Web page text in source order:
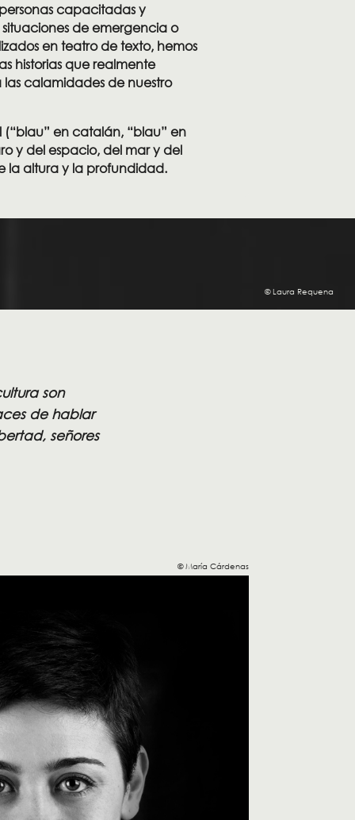
capacitadas y
de emergencia o
en teatro de texto, hemos
historias que realmente
calamidades de nuestro
(“blau” en catalán, “blau” en
y del espacio, del mar y del
la altura y la profundidad.
© Laura Requena
son
de hablar
señores
© María Cárdenas